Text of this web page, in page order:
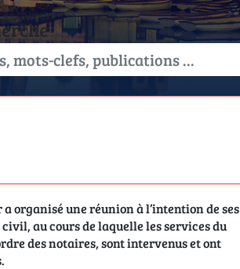
organisé une réunion à l’intention de ses
au cours de laquelle les services du
des notaires, sont intervenus et ont